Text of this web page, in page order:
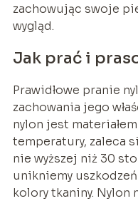
zachowując swoje
wygląd.
Jak prać i
Prawidłowe pranie
zachowania jego
nylon jest
temperatury, zaleca
nie wyższej niż 30
unikniemy
kolory tkaniny. Nylon